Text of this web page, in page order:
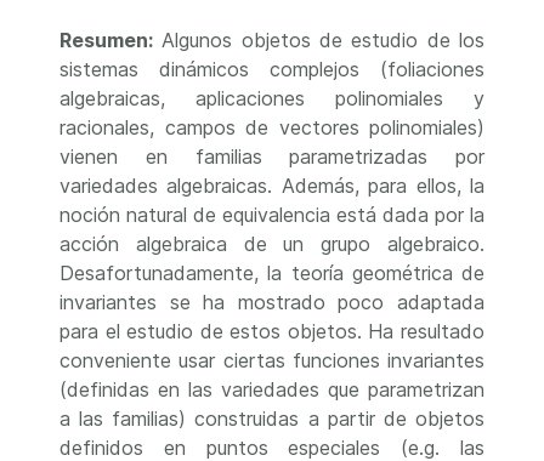
Resumen: Algunos objetos de estudio de los
sistemas dinámicos complejos (foliaciones
algebraicas, aplicaciones polinomiales y
racionales, campos de vectores polinomiales)
vienen en familias parametrizadas por
variedades algebraicas. Además, para ellos, la
noción natural de equivalencia está dada por la
acción algebraica de un grupo algebraico.
Desafortunadamente, la teoría geométrica de
invariantes se ha mostrado poco adaptada
para el estudio de estos objetos. Ha resultado
conveniente usar ciertas funciones invariantes
(definidas en las variedades que parametrizan
a las familias) construidas a partir de objetos
definidos en puntos especiales (e.g. las